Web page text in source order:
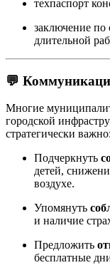
техпаспорт
заключение по
длительной
💬
Многие
городской
стратегически важно:
Подчеркнуть
детей,
воздухе.
Упомянуть
и наличие
Предложить
бесплатные